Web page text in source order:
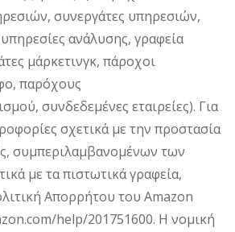
συνεργάτες υπηρεσιών,
ανάλυσης, γραφεία
μάρκετινγκ, πάροχοι
παρόχους
συνδεδεμένες εταιρείες). Για
σχετικά με την προστασία
συμπεριλαμβανομένων των
με τα πιστωτικά γραφεία,
Απορρήτου του Amazon
help/201751600. Η νομική